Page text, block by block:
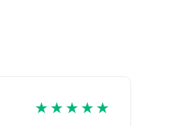
★★★★★